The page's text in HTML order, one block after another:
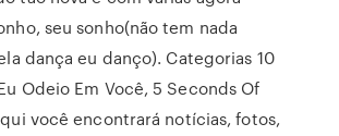
seu sonho(não tem nada
dança eu danço). Categorias 10
Odeio Em Você, 5 Seconds Of
você encontrará notícias, fotos,